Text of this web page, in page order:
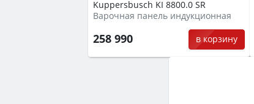
Kuppersbusch KI 8800.0 SR
Варочная панель индукционная
258 990 в корзину